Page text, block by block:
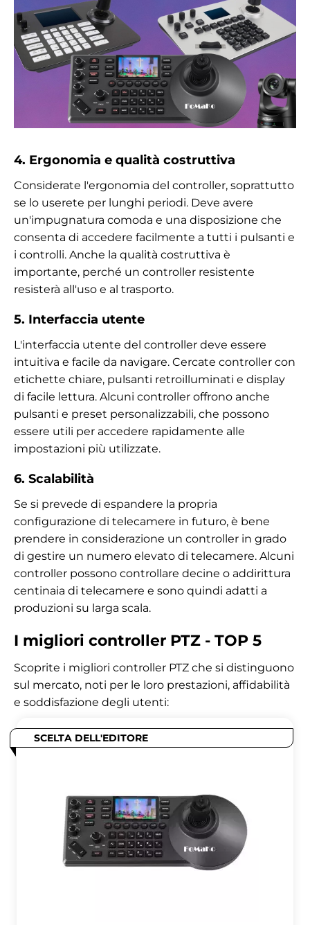
4. Ergonomia e qualità costruttiva
Considerate l'ergonomia del controller, soprattutto
se lo userete per lunghi periodi. Deve avere
un'impugnatura comoda e una disposizione che
consenta di accedere facilmente a tutti i pulsanti e
i controlli. Anche la qualità costruttiva è
importante, perché un controller resistente
resisterà all'uso e al trasporto.
5. Interfaccia utente
L'interfaccia utente del controller deve essere
intuitiva e facile da navigare. Cercate controller con
etichette chiare, pulsanti retroilluminati e display
di facile lettura. Alcuni controller offrono anche
pulsanti e preset personalizzabili, che possono
essere utili per accedere rapidamente alle
impostazioni più utilizzate.
6. Scalabilità
Se si prevede di espandere la propria
configurazione di telecamere in futuro, è bene
prendere in considerazione un controller in grado
di gestire un numero elevato di telecamere. Alcuni
controller possono controllare decine o addirittura
centinaia di telecamere e sono quindi adatti a
produzioni su larga scala.
I migliori controller PTZ - TOP 5
Scoprite i migliori controller PTZ che si distinguono
sul mercato, noti per le loro prestazioni, affidabilità
e soddisfazione degli utenti:
SCELTA DELL'EDITORE